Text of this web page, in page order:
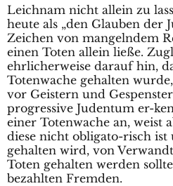
Leichnam nicht allein zu
heute als „den Glauben der
Zeichen von mangelndem
einen Toten allein ließe.
ehrlicherweise darauf hin,
Totenwache gehalten
vor Geistern und
progressive Judentum er-
einer Totenwache an, weist
diese nicht obligato-risch ist
gehalten wird, von
Toten gehalten werden
bezahlten Fremden.